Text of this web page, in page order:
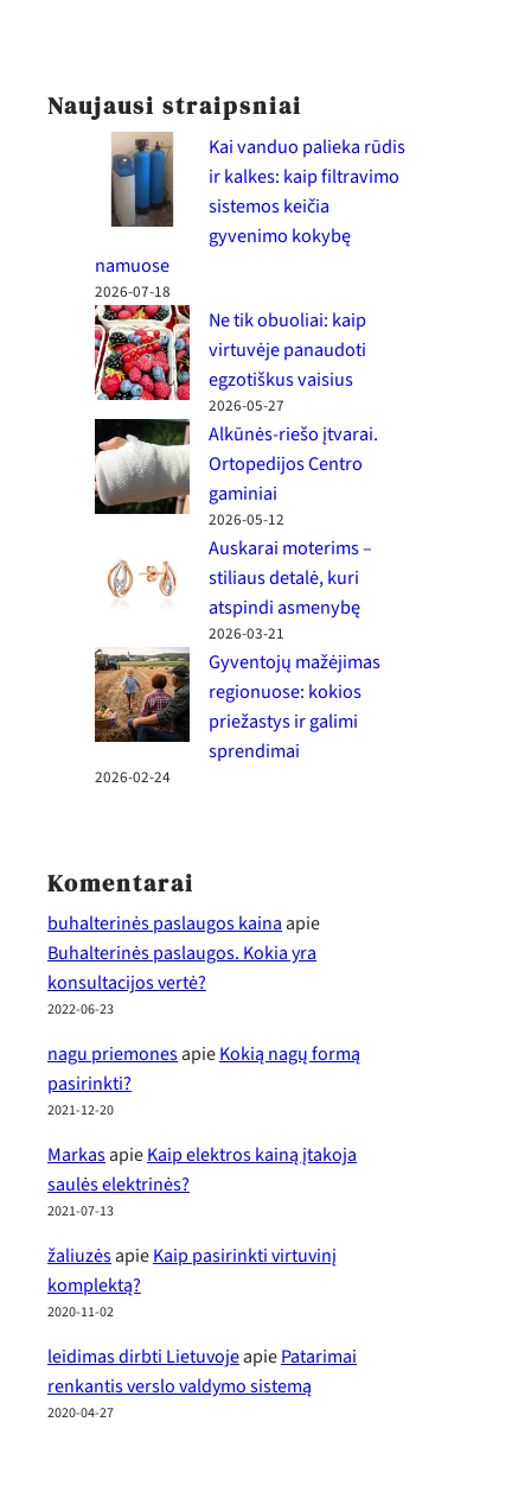
Naujausi straipsniai
Kai vanduo palieka rūdis
ir kalkes: kaip filtravimo
sistemos keičia
gyvenimo kokybę
namuose
2026-07-18
Ne tik obuoliai: kaip
virtuvėje panaudoti
egzotiškus vaisius
2026-05-27
Alkūnės-riešo įtvarai.
Ortopedijos Centro
gaminiai
2026-05-12
Auskarai moterims –
stiliaus detalė, kuri
atspindi asmenybę
2026-03-21
Gyventojų mažėjimas
regionuose: kokios
priežastys ir galimi
sprendimai
2026-02-24
Komentarai
buhalterinės paslaugos kainaapie
Buhalterinės paslaugos. Kokia yra
konsultacijos vertė?
2022-06-23
nagu priemonesapieKokią nagų formą
pasirinkti?
2021-12-20
MarkasapieKaip elektros kainą įtakoja
saulės elektrinės?
2021-07-13
žaliuzėsapieKaip pasirinkti virtuvinį
komplektą?
2020-11-02
leidimas dirbti LietuvojeapiePatarimai
renkantis verslo valdymo sistemą
2020-04-27